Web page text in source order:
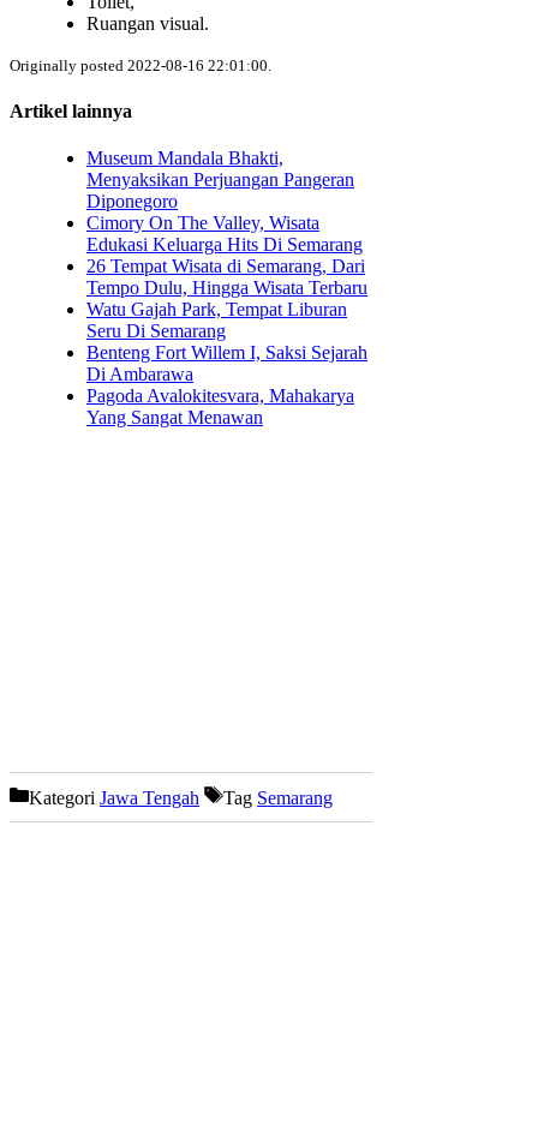
Ruangan visual.
Originally posted 2022-08-16 22:01:00.
Artikel lainnya
Museum Mandala Bhakti,
Menyaksikan Perjuangan Pangeran
Diponegoro
Cimory On The Valley, Wisata
Edukasi Keluarga Hits Di Semarang
26 Tempat Wisata di Semarang, Dari
Tempo Dulu, Hingga Wisata Terbaru
Watu Gajah Park, Tempat Liburan
Seru Di Semarang
Benteng Fort Willem I, Saksi Sejarah
Di Ambarawa
Pagoda Avalokitesvara, Mahakarya
Yang Sangat Menawan
Kategori Jawa Tengah Tag Semarang